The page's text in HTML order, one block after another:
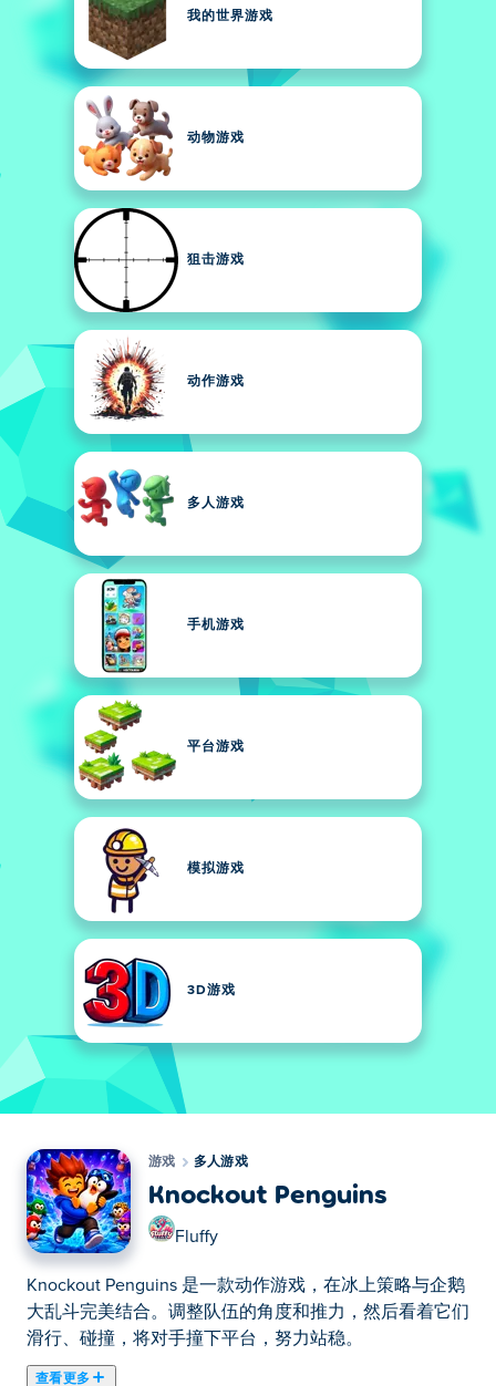
我的世界游戏
动物游戏
狙击游戏
动作游戏
多人游戏
手机游戏
平台游戏
模拟游戏
3D游戏
游戏 多人游戏
Knockout Penguins
Fluffy
Knockout Penguins 是一款动作游戏，在冰上策略与企鹅
大乱斗完美结合。调整队伍的角度和推力，然后看着它们
滑行、碰撞，将对手撞下平台，努力站稳。
查看更多